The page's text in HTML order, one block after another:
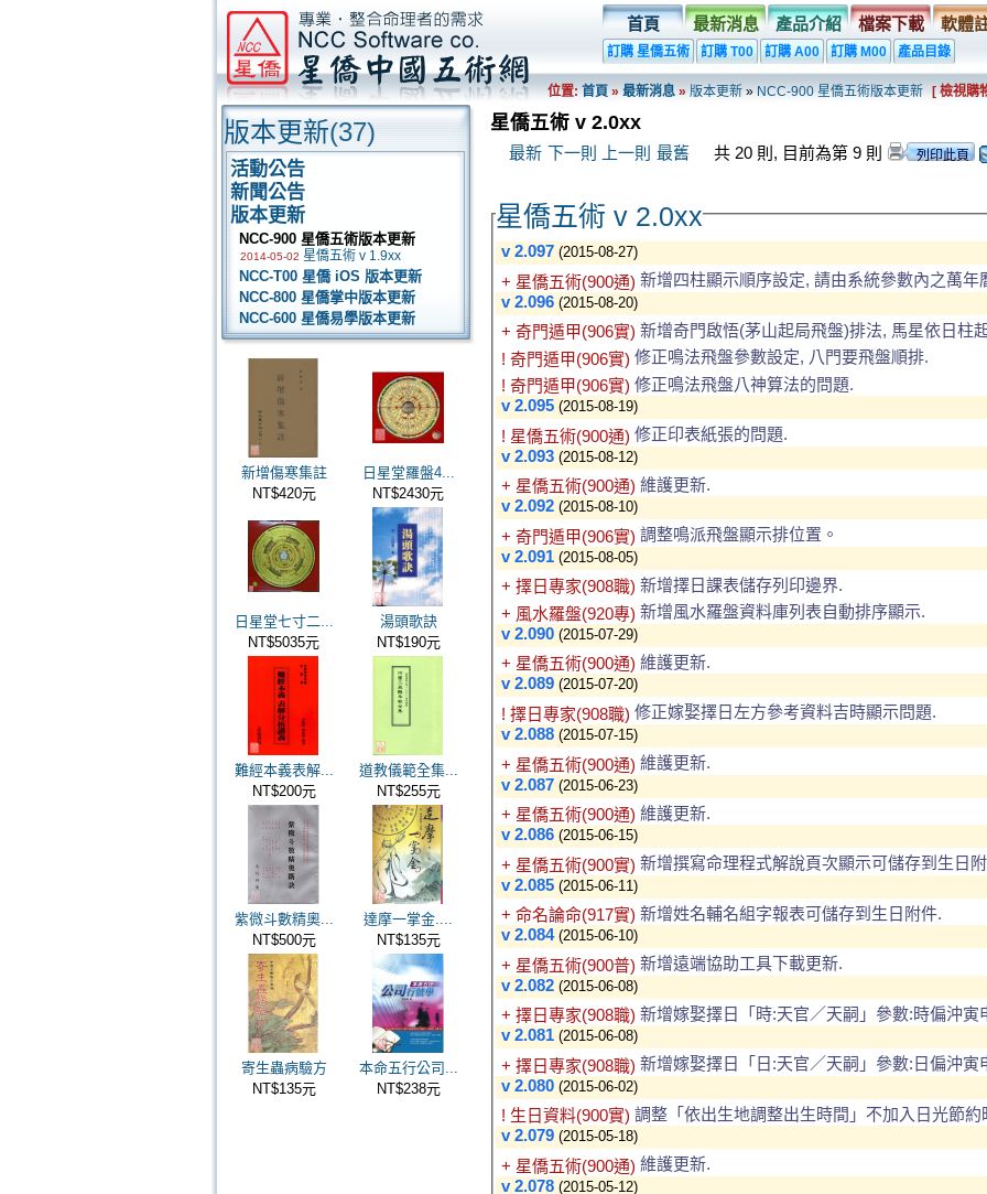
首頁 最新消息 產品介紹 檔案下載 軟體
訂購 星僑五術 訂購 T00 訂購 A00 訂購 M00 產品目錄
位置:首頁»最新消息»版本更新»NCC-900 星僑五術版本更新 [ 檢視購
版本更新(37)
活動公告
新聞公告
版本更新
NCC-900 星僑五術版本更新
2014-05-02 星僑五術 v 1.9xx
NCC-T00 星僑 iOS 版本更新
NCC-800 星僑掌中版本更新
NCC-600 星僑易學版本更新
新增傷寒集註
NT$420元
日星堂羅盤4...
NT$2430元
日星堂七寸二...
NT$5035元
湯頭歌訣
NT$190元
難經本義表解...
NT$200元
道教儀範全集...
NT$255元
紫微斗數精奧...
NT$500元
達摩一掌金....
NT$135元
寄生蟲病驗方
NT$135元
本命五行公司...
NT$238元
星僑五術 v 2.0xx
最新 下一則 上一則 最舊 共 20 則, 目前為第 9 則
星僑五術 v 2.0xx
v 2.097 (2015-08-27)
+ 星僑五術(900通) 新增四柱顯示順序設定, 請由系統參數內之萬年
v 2.096 (2015-08-20)
+ 奇門遁甲(906實) 新增奇門啟悟(茅山起局飛盤)排法, 馬星依日柱
! 奇門遁甲(906實) 修正鳴法飛盤參數設定, 八門要飛盤順排.
! 奇門遁甲(906實) 修正鳴法飛盤八神算法的問題.
v 2.095 (2015-08-19)
! 星僑五術(900通) 修正印表紙張的問題.
v 2.093 (2015-08-12)
+ 星僑五術(900通) 維護更新.
v 2.092 (2015-08-10)
+ 奇門遁甲(906實) 調整鳴派飛盤顯示排位置。
v 2.091 (2015-08-05)
+ 擇日專家(908職) 新增擇日課表儲存列印邊界.
+ 風水羅盤(920專) 新增風水羅盤資料庫列表自動排序顯示.
v 2.090 (2015-07-29)
+ 星僑五術(900通) 維護更新.
v 2.089 (2015-07-20)
! 擇日專家(908職) 修正嫁娶擇日左方參考資料吉時顯示問題.
v 2.088 (2015-07-15)
+ 星僑五術(900通) 維護更新.
v 2.087 (2015-06-23)
+ 星僑五術(900通) 維護更新.
v 2.086 (2015-06-15)
+ 星僑五術(900實) 新增撰寫命理程式解說頁次顯示可儲存到生日
v 2.085 (2015-06-11)
+ 命名論命(917實) 新增姓名輔名組字報表可儲存到生日附件.
v 2.084 (2015-06-10)
+ 星僑五術(900普) 新增遠端協助工具下載更新.
v 2.082 (2015-06-08)
+ 擇日專家(908職) 新增嫁娶擇日「時:天官／天嗣」參數:時偏沖寅
v 2.081 (2015-06-08)
+ 擇日專家(908職) 新增嫁娶擇日「日:天官／天嗣」參數:日偏沖寅
v 2.080 (2015-06-02)
! 生日資料(900實) 調整「依出生地調整出生時間」不加入日光節
v 2.079 (2015-05-18)
+ 星僑五術(900通) 維護更新.
v 2.078 (2015-05-12)